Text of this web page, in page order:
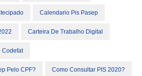
Calendario Pis Pasep
Carteira De Trabalho Digital
Codefat
Pelo CPF? Como Consultar PIS 2020?